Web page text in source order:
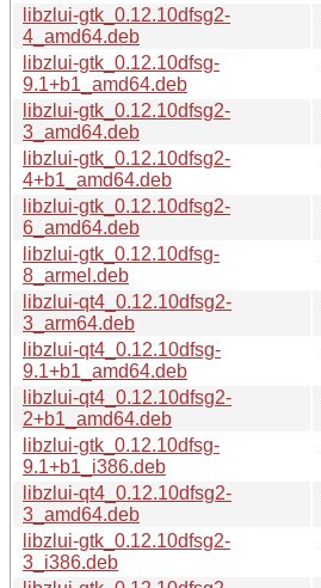
libzlui-gtk_0.12.10dfsg2-
4_amd64.deb
libzlui-gtk_0.12.10dfsg-
9.1+b1_amd64.deb
libzlui-gtk_0.12.10dfsg2-
3_amd64.deb
libzlui-gtk_0.12.10dfsg2-
4+b1_amd64.deb
libzlui-gtk_0.12.10dfsg2-
6_amd64.deb
libzlui-gtk_0.12.10dfsg-
8_armel.deb
libzlui-qt4_0.12.10dfsg2-
3_arm64.deb
libzlui-qt4_0.12.10dfsg-
9.1+b1_amd64.deb
libzlui-qt4_0.12.10dfsg2-
2+b1_amd64.deb
libzlui-gtk_0.12.10dfsg-
9.1+b1_i386.deb
libzlui-qt4_0.12.10dfsg2-
3_amd64.deb
libzlui-gtk_0.12.10dfsg2-
3_i386.deb